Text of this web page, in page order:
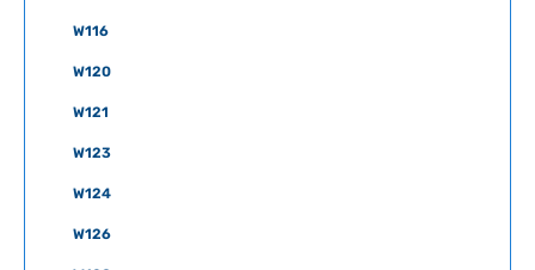
W116
W120
W121
W123
W124
W126